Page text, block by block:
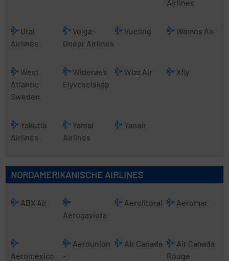
Airlines
Ural
Airlines
Volga-
Dnepr Airlines
Vueling Wamos Air
West
Atlantic
Sweden
Widerøe’s
Flyveselskap
Wizz Air Xfly
Yakutia
Airlines
Yamal
Airlines
Yanair
NORDAMERIKANISCHE AIRLINES
ABX Air
Aerogaviota
Aerolitoral Aeromar
Aeroméxico
Aerounion
-
Air Canada
Air Canada
Rouge